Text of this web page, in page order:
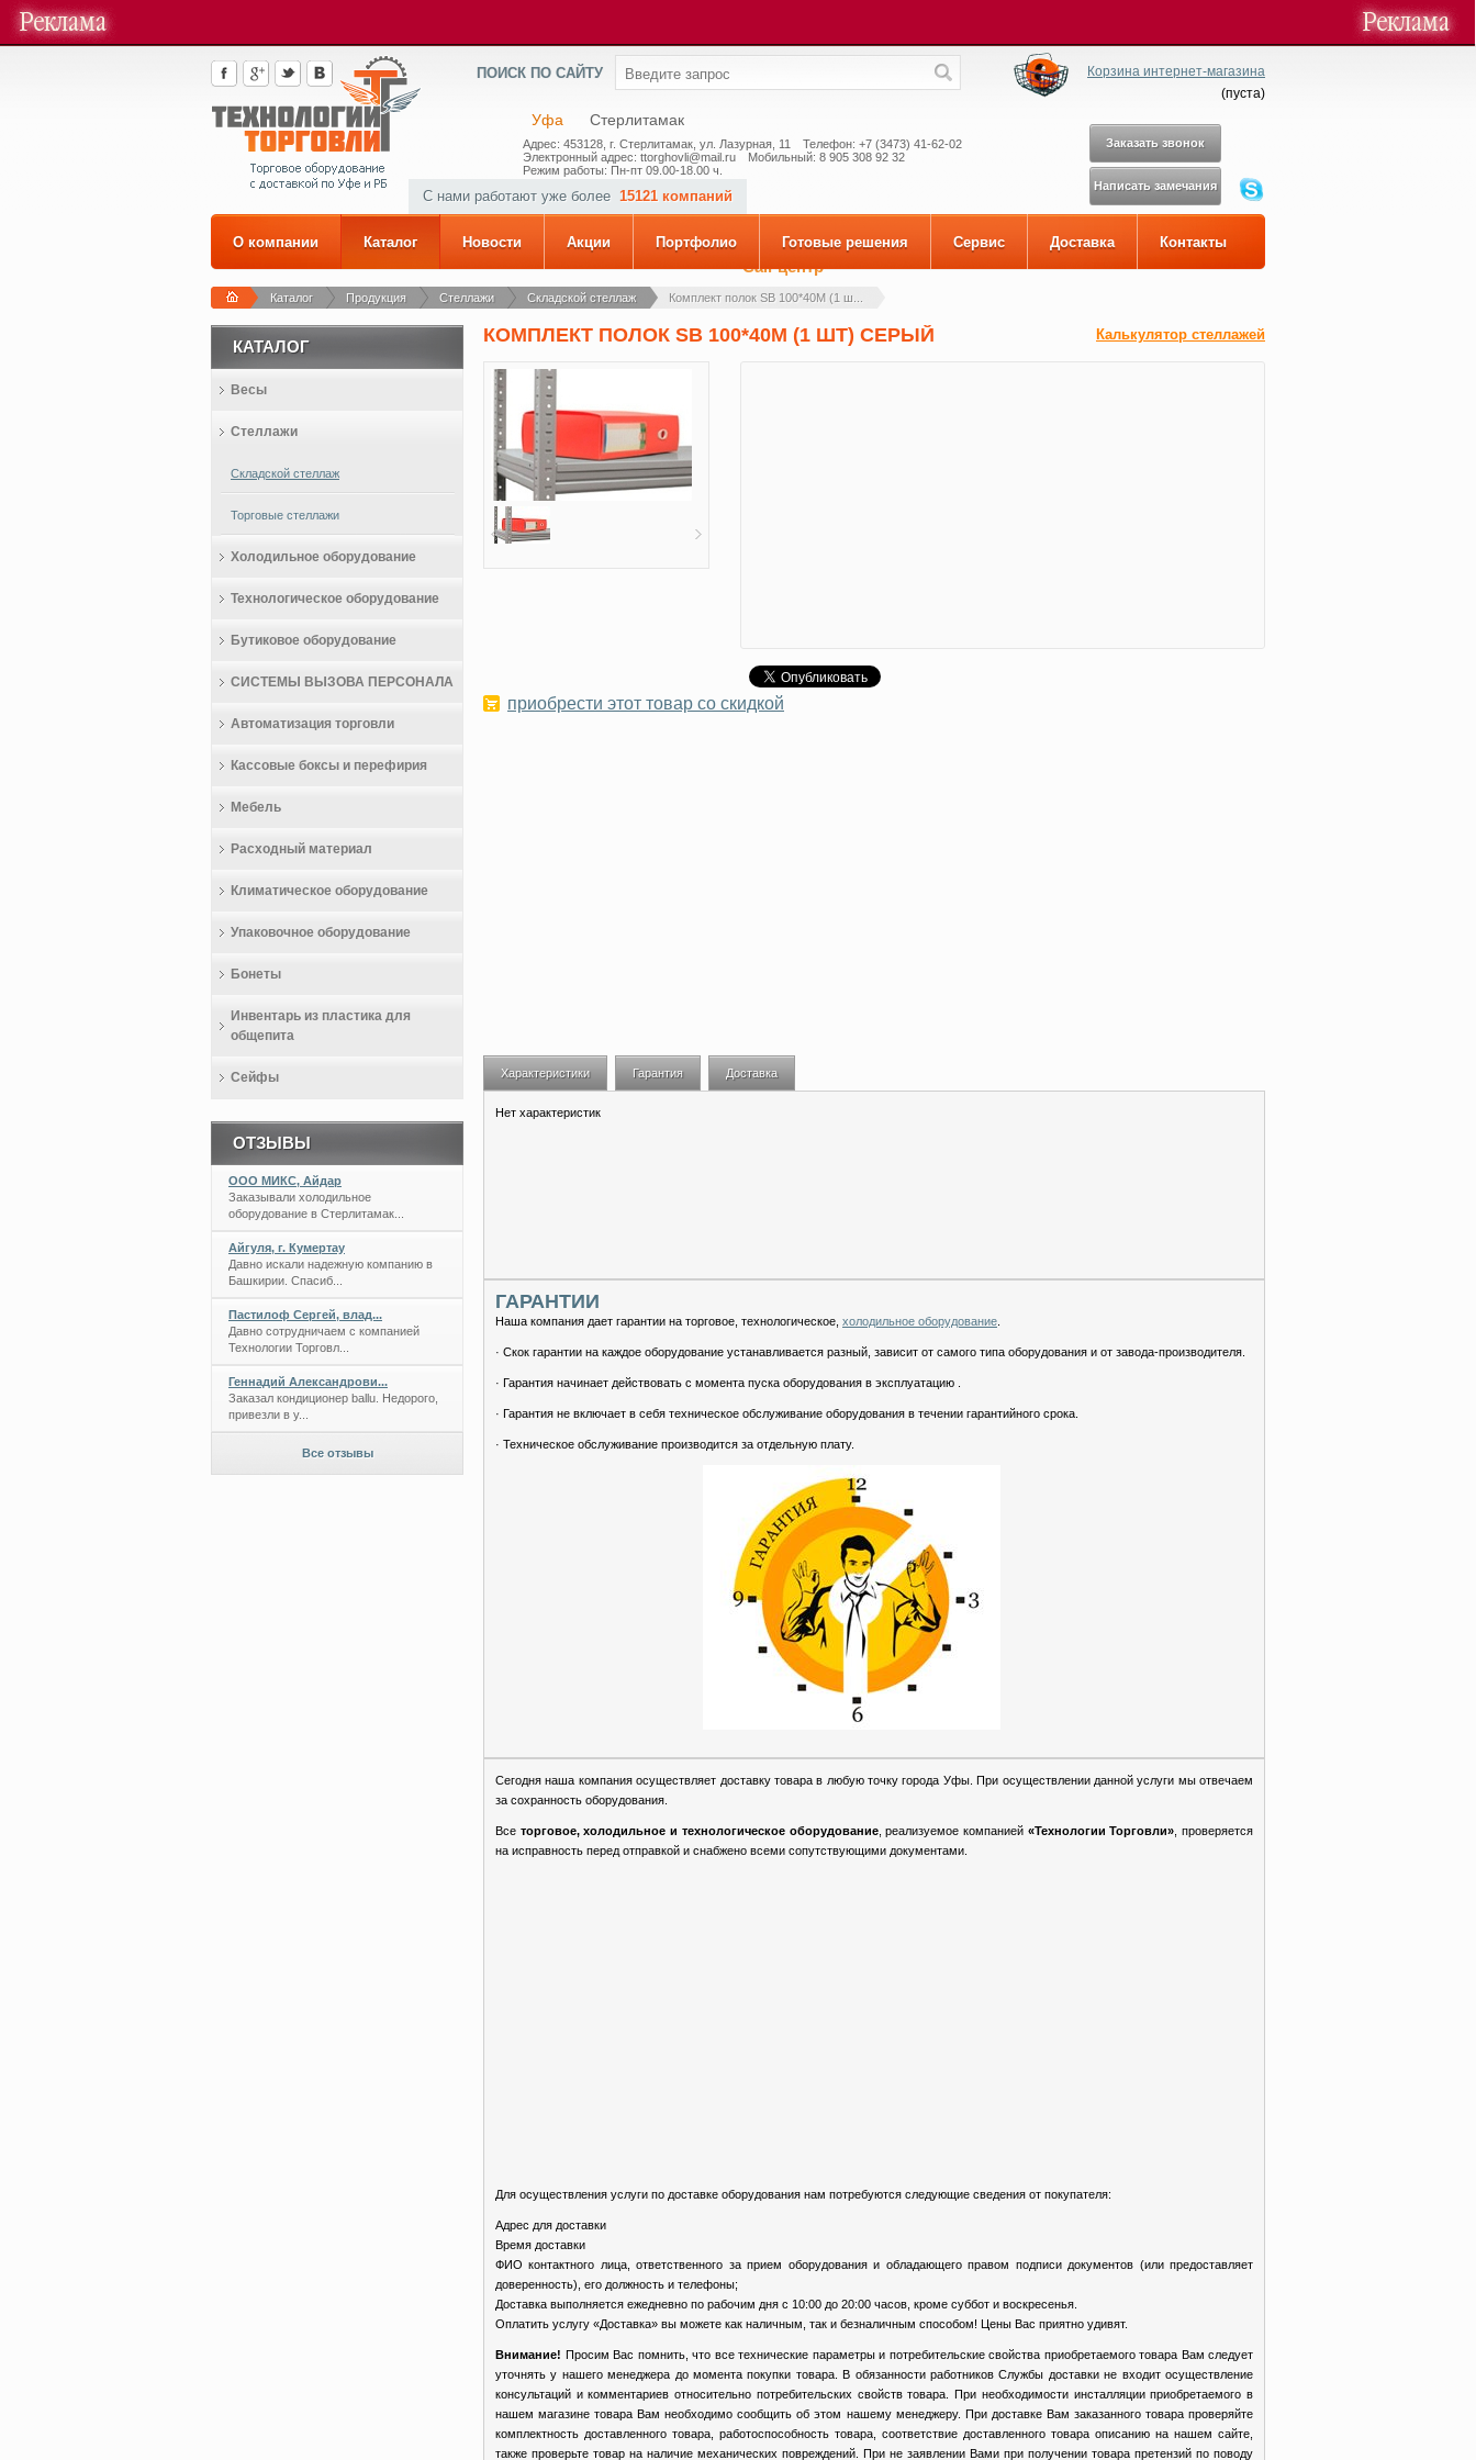
ПОИСК ПО САЙТУ
Корзина интернет-магазина
(пуста)
Уфа Стерлитамак
Адрес: 453128, г. Стерлитамак, ул. Лазурная, 11
Телефон: +7 (3473) 41-62-02
Электронный адрес: ttorghovli@mail.ru
Мобильный: 8 905 308 92 32
Режим работы: Пн-пт 09.00-18.00 ч.
Заказать звонок
Написать замечания
Call-центр
С нами работают уже более 15121 компаний
О компании Каталог Новости Акции Портфолио Готовые решения Сервис Доставка Контакты
Каталог Продукция Стеллажи Складской стеллаж Комплект полок SB 100*40М (1 ш...
Калькулятор стеллажей
КОМПЛЕКТ ПОЛОК SB 100*40М (1 ШТ) СЕРЫЙ
приобрести этот товар со скидкой
Характеристики Гарантия Доставка
Нет характеристик
ГАРАНТИИ
Наша компания дает гарантии на торговое, технологическое, холодильное оборудование
· Скок гарантии на каждое оборудование устанавливается разный, зависит от самого типа оборудования и от завода-производителя.
· Гарантия начинает действовать с момента пуска оборудования в эксплуатацию .
· Гарантия не включает в себя техническое обслуживание оборудования в течении гарантийного срока.
· Техническое обслуживание производится за отдельную плату.
Сегодня наша компания осуществляет доставку товара в любую точку города Уфы. При осуществлении данной услуги мы отвечаем
за сохранность оборудования.
Все торговое, холодильное и технологическое оборудование, реализуемое компанией «Технологии Торговли» , проверяется
на исправность перед отправкой и снабжено всеми сопутствующими документами.
Для осуществления услуги по доставке оборудования нам потребуются следующие сведения от покупателя:
Адрес для доставки
Время доставки
ФИО контактного лица, ответственного за прием оборудования и обладающего правом подписи документов (или предоставляет
доверенность), его должность и телефоны;
Доставка выполняется ежедневно по рабочим дня с 10:00 до 20:00 часов, кроме суббот и воскресенья.
Оплатить услугу «Доставка» вы можете как наличным, так и безналичным способом! Цены Вас приятно удивят.
Внимание! Просим Вас помнить, что все технические параметры и потребительские свойства приобретаемого товара Вам следует
уточнять у нашего менеджера до момента покупки товара. В обязанности работников Службы доставки не входит осуществление
консультаций и комментариев относительно потребительских свойств товара. При необходимости инсталляции приобретаемого в
нашем магазине товара Вам необходимо сообщить об этом нашему менеджеру. При доставке Вам заказанного товара проверяйте
комплектность доставленного товара, работоспособность товара, соответствие доставленного товара описанию на нашем сайте,
также проверьте товар на наличие механических повреждений. При не заявлении Вами при получении товара претензий по поводу
КАТАЛОГ
Весы
Стеллажи
Складской стеллаж
Торговые стеллажи
Холодильное оборудование
Технологическое оборудование
Бутиковое оборудование
СИСТЕМЫ ВЫЗОВА ПЕРСОНАЛА
Автоматизация торговли
Кассовые боксы и перефирия
Мебель
Расходный материал
Климатическое оборудование
Упаковочное оборудование
Бонеты
Инвентарь из пластика для
общепита
Сейфы
ОТЗЫВЫ
ООО МИКС, Айдар
Заказывали холодильное
оборудование в Стерлитамак...
Айгуля, г. Кумертау
Давно искали надежную компанию в
Башкирии. Спасиб...
Пастилоф Сергей, влад...
Давно сотрудничаем с компанией
Технологии Торговл...
Геннадий Александрови...
Заказал кондиционер ballu. Недорого,
привезли в у...
Все отзывы